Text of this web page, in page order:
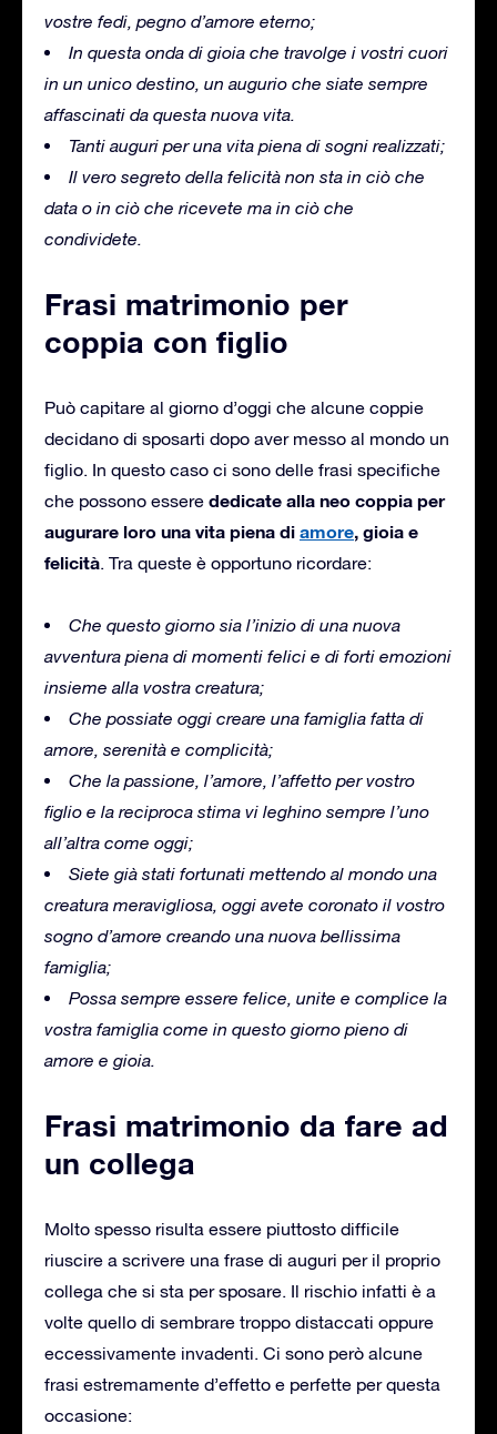
vostre fedi, pegno d’amore eterno;
In questa onda di gioia che travolge i vostri cuori
in un unico destino, un augurio che siate sempre
affascinati da questa nuova vita.
Tanti auguri per una vita piena di sogni realizzati;
Il vero segreto della felicità non sta in ciò che
data o in ciò che ricevete ma in ciò che
condividete.
Frasi matrimonio per
coppia con figlio
Può capitare al giorno d’oggi che alcune coppie
decidano di sposarti dopo aver messo al mondo un
figlio. In questo caso ci sono delle frasi specifiche
che possono essere dedicate alla neo coppia per
augurare loro una vita piena di amore, gioia e
felicità. Tra queste è opportuno ricordare:
Che questo giorno sia l’inizio di una nuova
avventura piena di momenti felici e di forti emozioni
insieme alla vostra creatura;
Che possiate oggi creare una famiglia fatta di
amore, serenità e complicità;
Che la passione, l’amore, l’affetto per vostro
figlio e la reciproca stima vi leghino sempre l’uno
all’altra come oggi;
Siete già stati fortunati mettendo al mondo una
creatura meravigliosa, oggi avete coronato il vostro
sogno d’amore creando una nuova bellissima
famiglia;
Possa sempre essere felice, unite e complice la
vostra famiglia come in questo giorno pieno di
amore e gioia.
Frasi matrimonio da fare ad
un collega
Molto spesso risulta essere piuttosto difficile
riuscire a scrivere una frase di auguri per il proprio
collega che si sta per sposare. Il rischio infatti è a
volte quello di sembrare troppo distaccati oppure
eccessivamente invadenti. Ci sono però alcune
frasi estremamente d’effetto e perfette per questa
occasione: